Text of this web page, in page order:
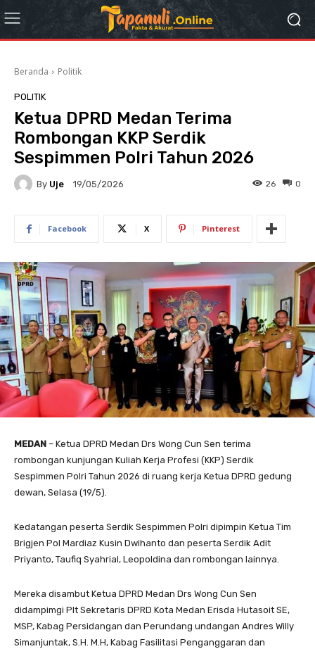
Beranda Politik
POLITIK
Ketua DPRD Medan Terima
Rombongan KKP Serdik
Sespimmen Polri Tahun 2026
By Uje 19/05/2026 0
26
Facebook X Pinterest
MEDAN – Ketua DPRD Medan Drs Wong Cun Sen terima
rombongan kunjungan Kuliah Kerja Profesi (KKP) Serdik
Sespimmen Polri Tahun 2026 di ruang kerja Ketua DPRD gedung
dewan, Selasa (19/5).
Kedatangan peserta Serdik Sespimmen Polri dipimpin Ketua Tim
Brigjen Pol Mardiaz Kusin Dwihanto dan peserta Serdik Adit
Priyanto, Taufiq Syahrial, Leopoldina dan rombongan lainnya.
Mereka disambut Ketua DPRD Medan Drs Wong Cun Sen
didampimgi Plt Sekretaris DPRD Kota Medan Erisda Hutasoit SE,
MSP, Kabag Persidangan dan Perundang undangan Andres Willy
Simanjuntak, S.H. M.H, Kabag Fasilitasi Penganggaran dan